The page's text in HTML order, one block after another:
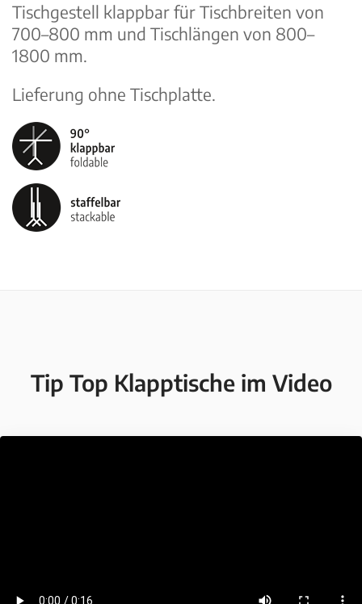
Tischgestell klappbar für Tisch­breiten von
700–800 mm und Tischlängen von 800–
1800 mm.
Lieferung ohne Tischplatte.
Tip Top Klapptische im Video